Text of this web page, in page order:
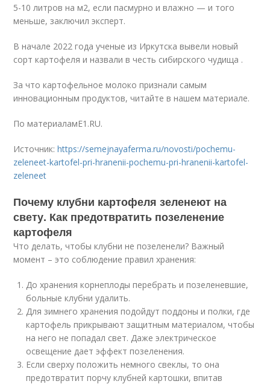
5-10 литров на м2, если пасмурно и влажно — и того
меньше, заключил эксперт.
В начале 2022 года ученые из Иркутска вывели новый
сорт картофеля и назвали в честь сибирского чудища .
За что картофельное молоко признали самым
инновационным продуктов, читайте в нашем материале.
По материаламE1.RU.
Источник:https://semejnayaferma.ru/novosti/pochemu-
zeleneet-kartofel-pri-hranenii-pochemu-pri-hranenii-kartofel-
zeleneet
Почему клубни картофеля зеленеют на
свету. Как предотвратить позеленение
картофеля
Что делать, чтобы клубни не позеленели? Важный
момент – это соблюдение правил хранения:
До хранения корнеплоды перебрать и позеленевшие,
больные клубни удалить.
Для зимнего хранения подойдут поддоны и полки, где
картофель прикрывают защитным материалом, чтобы
на него не попадал свет. Даже электрическое
освещение дает эффект позеленения.
Если сверху положить немного свеклы, то она
предотвратит порчу клубней картошки, впитав